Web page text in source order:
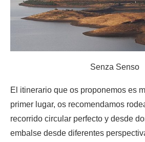
Senza Senso
El itinerario que os proponemos es
primer lugar, os recomendamos
recorrido circular perfecto y desde
embalse desde diferentes